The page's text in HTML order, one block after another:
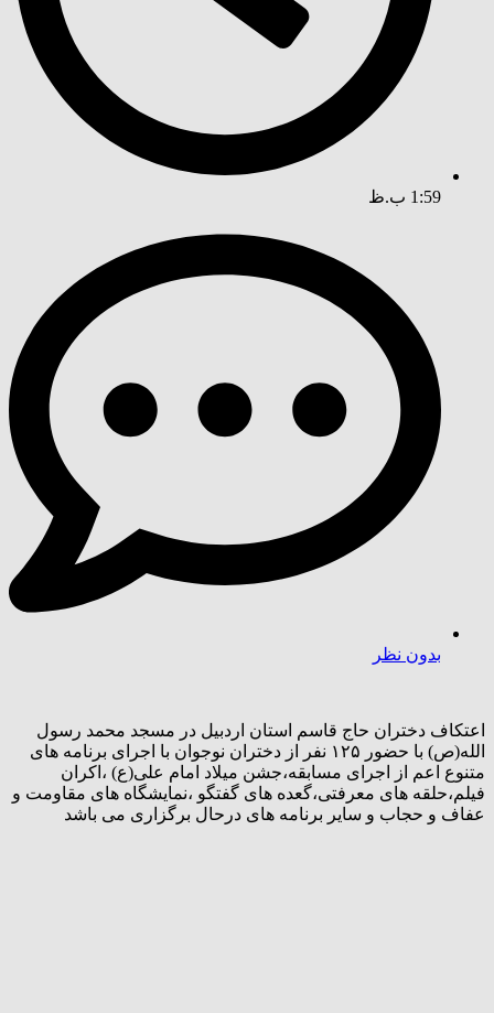
1:59 ب.ظ
بدون نظر
اعتکاف دختران حاج قاسم استان اردبیل در مسجد محمد رسول
الله(ص) با حضور ۱۲۵ نفر از دختران نوجوان با اجرای برنامه های
متنوع اعم از اجرای مسابقه،جشن میلاد امام علی(ع) ،اکران
فیلم،حلقه های معرفتی،گعده های گفتگو ،نمایشگاه های مقاومت و
عفاف و حجاب و سایر برنامه های درحال برگزاری می باشد